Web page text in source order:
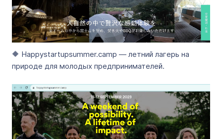
🔶 Happystartupsummer.camp — летний лагерь на
природе для молодых предпринимателей.